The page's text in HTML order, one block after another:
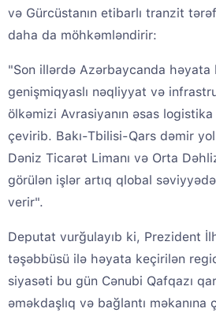
və Gürcüstanın etibarlı tranzit
daha da möhkəmləndirir:
"Son illərdə Azərbaycanda həyata
genişmiqyaslı nəqliyyat və
ölkəmizi Avrasiyanın əsas
çevirib. Bakı-Tbilisi-Qars dəmir
Dəniz Ticarət Limanı və Orta
görülən işlər artıq qlobal
verir".
Deputat vurğulayıb ki, Prezident
təşəbbüsü ilə həyata keçirilən
siyasəti bu gün Cənubi Qafqazı
əməkdaşlıq və bağlantı məkanına